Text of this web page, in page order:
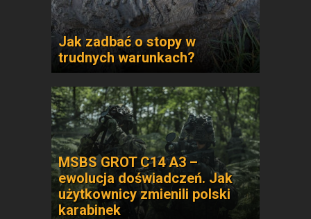
Jak zadbać o stopy w
trudnych warunkach?
MSBS GROT C14 A3 –
ewolucja doświadczeń. Jak
użytkownicy zmienili polski
karabinek